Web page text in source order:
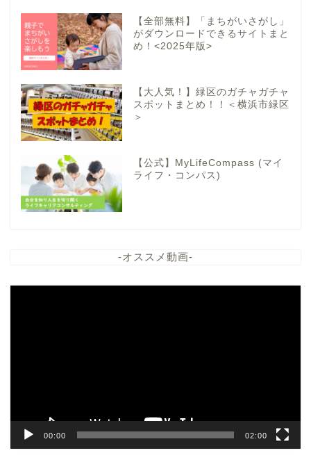
【全部無料】「まちがいさがし」
がダウンロードできるサイトまと
め！<2025年版>
【大人気！】緑区のガチャガチャ
スポットまとめ！！＜横浜市緑区
＞
【公式】MyLifeCompass (マイ
ライフ・コンパス)
-オススメ動画-
00:00 02:00